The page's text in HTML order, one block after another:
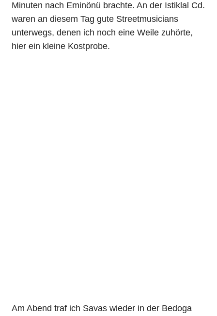
Minuten nach Eminönü brachte. An der Istiklal Cd.
waren an diesem Tag gute Streetmusicians
unterwegs, denen ich noch eine Weile zuhörte,
hier ein kleine Kostprobe.
Am Abend traf ich Savas wieder in der Bedoga